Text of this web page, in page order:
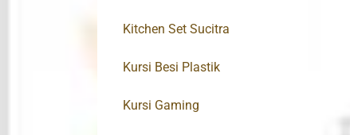
Kitchen Set Sucitra
Kursi Besi Plastik
Kursi Gaming